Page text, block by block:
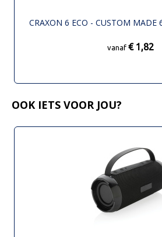
CRAXON 6 ECO - CUSTOM MADE
vanaf € 1,82
OOK IETS VOOR JOU?